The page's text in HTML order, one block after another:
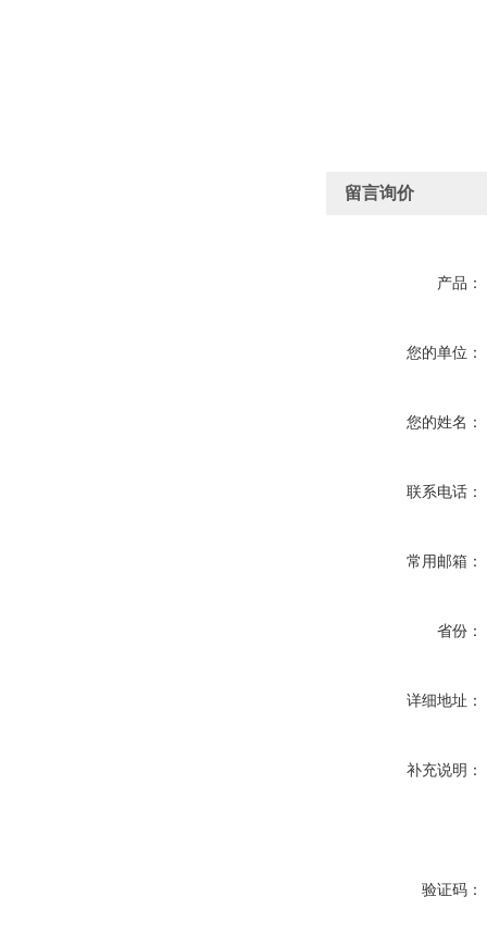
留言询价
产品：
您的单位：
您的姓名：
联系电话：
常用邮箱：
省份：
详细地址：
补充说明：
验证码：